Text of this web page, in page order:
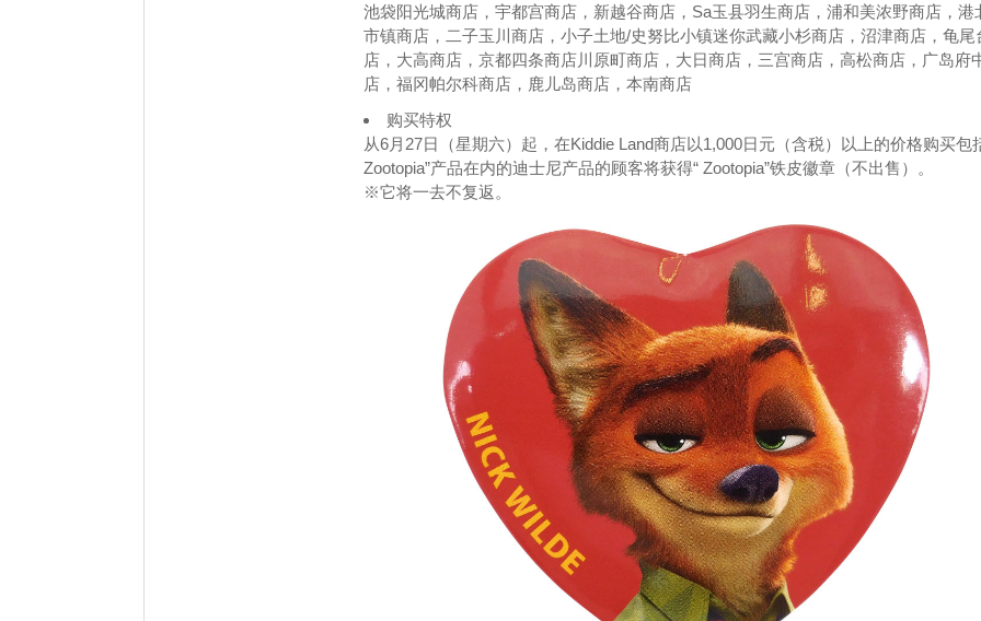
池袋阳光城商店，宇都宫商店，新越谷商店，Sa玉县羽生商店，浦和美浓野商店，港
市镇商店，二子玉川商店，小子土地/史努比小镇迷你武藏小杉商店，沼津商店，龟尾
店，大高商店，京都四条商店川原町商店，大日商店，三宫商店，高松商店，广岛府
店，福冈帕尔科商店，鹿儿岛商店，本南商店
购买特权
从6月27日（星期六）起，在Kiddie Land商店以1,000日元（含税）以上的价格购买包
Zootopia”产品在内的迪士尼产品的顾客将获得“ Zootopia”铁皮徽章（不出售）。
※它将一去不复返。